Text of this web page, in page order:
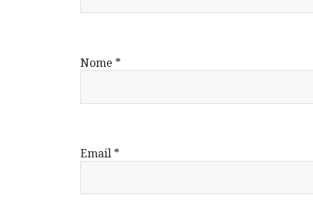
Nome *
Email *